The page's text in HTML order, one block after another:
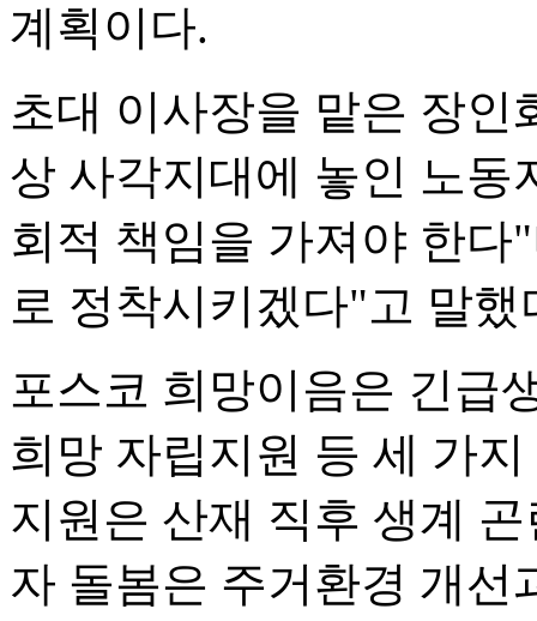
계획이다.
초대 이사장을 맡은 장
상 사각지대에 놓인 노동
회적 책임을 가져야 한
로 정착시키겠다"고 말했
포스코 희망이음은 긴급
희망 자립지원 등 세 가
지원은 산재 직후 생계
자 돌봄은 주거환경 개선